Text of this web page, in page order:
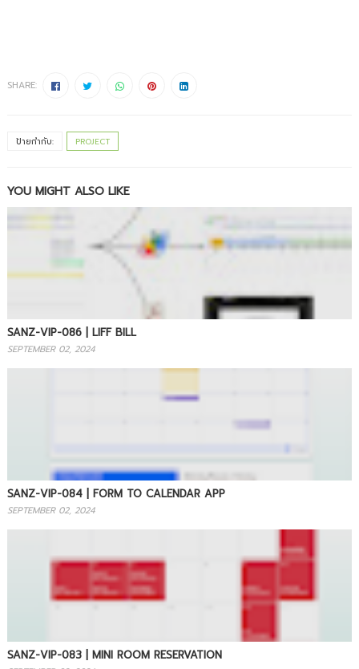
SHARE:
ป้ายกำกับ: PROJECT
YOU MIGHT ALSO LIKE
SANZ-VIP-086 | LIFF BILL
SEPTEMBER 02, 2024
SANZ-VIP-084 | FORM TO CALENDAR APP
SEPTEMBER 02, 2024
SANZ-VIP-083 | MINI ROOM RESERVATION